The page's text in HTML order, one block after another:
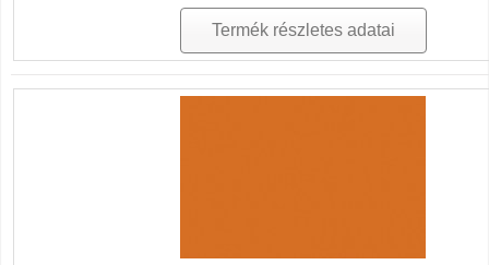
Termék részletes adatai